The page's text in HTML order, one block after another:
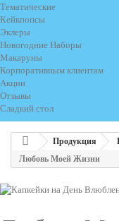
Тематические
Кейкпопсы
Эклеры
Новогодние Наборы
Макаруны
Корпоративным клиентам
Акции
Отзывы
Сладкий стол
Продукция
Любовь Моей Жизни